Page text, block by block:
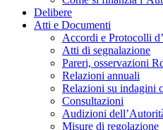
Delibere
Atti e Documenti
Accordi e Protocolli
Atti di segnalazione
Pareri, osservazioni
Relazioni annuali
Relazioni su indagini
Consultazioni
Audizioni
Misure di regolazione